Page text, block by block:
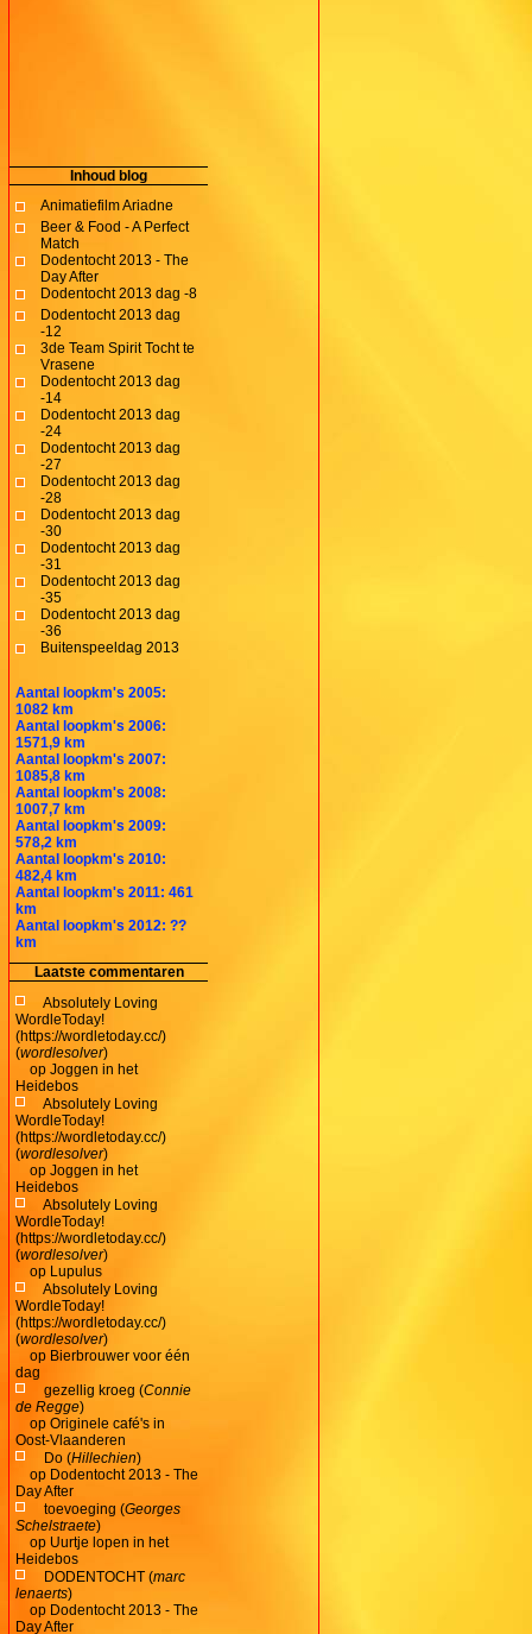
Inhoud blog
Animatiefilm Ariadne
Beer & Food - A Perfect
Match
Dodentocht 2013 - The
Day After
Dodentocht 2013 dag -8
Dodentocht 2013 dag
-12
3de Team Spirit Tocht te
Vrasene
Dodentocht 2013 dag
-14
Dodentocht 2013 dag
-24
Dodentocht 2013 dag
-27
Dodentocht 2013 dag
-28
Dodentocht 2013 dag
-30
Dodentocht 2013 dag
-31
Dodentocht 2013 dag
-35
Dodentocht 2013 dag
-36
Buitenspeeldag 2013
Aantal loopkm's 2005:
1082 km
Aantal loopkm's 2006:
1571,9 km
Aantal loopkm's 2007:
1085,8 km
Aantal loopkm's 2008:
1007,7 km
Aantal loopkm's 2009:
578,2 km
Aantal loopkm's 2010:
482,4 km
Aantal loopkm's 2011: 461
km
Aantal loopkm's 2012: ??
km
Laatste commentaren
Absolutely Loving
WordleToday!
(https://wordletoday.cc/)
(wordlesolver)
op Joggen in het
Heidebos
Absolutely Loving
WordleToday!
(https://wordletoday.cc/)
(wordlesolver)
op Joggen in het
Heidebos
Absolutely Loving
WordleToday!
(https://wordletoday.cc/)
(wordlesolver)
op Lupulus
Absolutely Loving
WordleToday!
(https://wordletoday.cc/)
(wordlesolver)
op Bierbrouwer voor één
dag
gezellig kroeg (Connie
de Regge)
op Originele café's in
Oost-Vlaanderen
Do (Hillechien)
op Dodentocht 2013 - The
Day After
toevoeging (Georges
Schelstraete)
op Uurtje lopen in het
Heidebos
DODENTOCHT (marc
lenaerts)
op Dodentocht 2013 - The
Day After